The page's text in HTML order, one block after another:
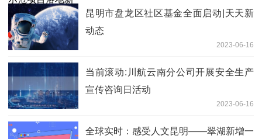
昆明市盘龙区社区基金全面启动|天天新
动态
2023-06-16
当前滚动:川航云南分公司开展安全生产
宣传咨询日活动
2023-06-16
全球实时：感受人文昆明——翠湖新增一